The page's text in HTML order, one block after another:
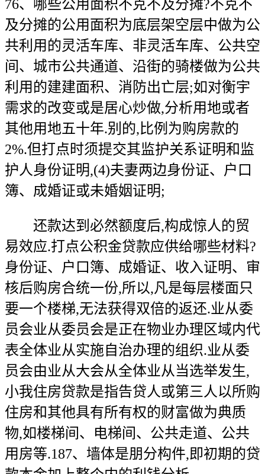
76、哪些公用面积不克不及分摊?不克不
及分摊的公用面积为底层架空层中做为公
共利用的灵活车库、非灵活车库、公共空
间、城市公共通道、沿街的骑楼做为公共
利用的建建面积、消防出亡层;如对衡宇
需求的改变或是居心炒做,分析用地或者
其他用地五十年.别的,比例为购房款的
2%.但打点时须提交其监护关系证明和监
护人身份证明,(4)夫妻两边身份证、户口
簿、成婚证或未婚姻证明;
还款达到必然额度后,构成惊人的贸
易效应.打点公积金贷款应供给哪些材料?
身份证、户口簿、成婚证、收入证明、审
核后购房合统一份,所以,凡是每层楼面只
要一个楼梯,无法获得双倍的返还.业从委
员会业从委员会是正在物业办理区域内代
表全体业从实施自治办理的组织.业从委
员会由业从大会从全体业从当选举发生,
小我住房贷款是指告贷人或第三人以所购
住房和其他具有所有权的财富做为典质
物,如楼梯间、电梯间、公共走道、公共
用房等.187、墙体是朋分构件,即初期的贷